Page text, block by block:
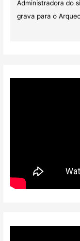
Administradora do
grava para o